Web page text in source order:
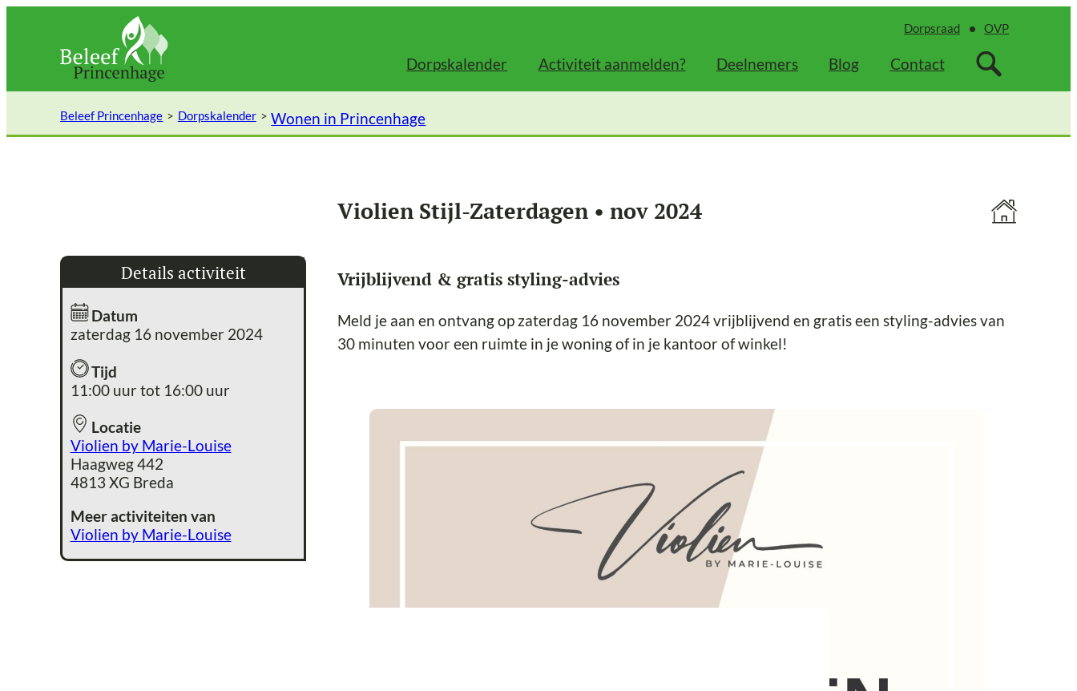
inhoud
Dorpsraad OVP
Dorpskalender Activiteit aanmelden? Deelnemers Blog Contact
Beleef Princenhage Dorpskalender Wonen in Princenhage
Violien Stijl-Zaterdagen • nov 2024
Details activiteit
Datum
zaterdag 16 november 2024
Tijd
11:00 uur tot 16:00 uur
Locatie
Violien by Marie-Louise
Haagweg 442
4813 XG Breda
Meer activiteiten van
Violien by Marie-Louise
Vrijblijvend & gratis styling-advies
Meld je aan en ontvang op zaterdag 16 november 2024 vrijblijvend en gratis een styling-advies van
30 minuten voor een ruimte in je woning of in je kantoor of winkel!